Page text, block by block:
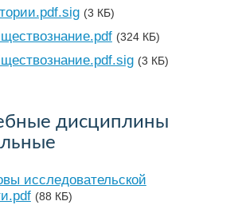
(3 КБ)
(324 КБ)
(3 КБ)
дисциплины
исследовательской
(88 КБ)